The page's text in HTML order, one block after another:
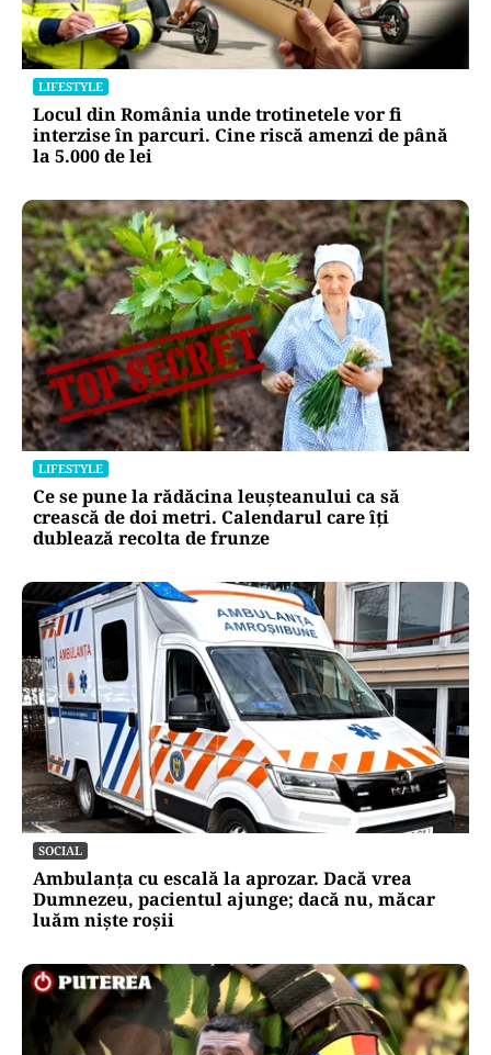
LIFESTYLE
Locul din România unde trotinetele vor fi
interzise în parcuri. Cine riscă amenzi de până
la 5.000 de lei
LIFESTYLE
Ce se pune la rădăcina leușteanului ca să
crească de doi metri. Calendarul care îți
dublează recolta de frunze
SOCIAL
Ambulanța cu escală la aprozar. Dacă vrea
Dumnezeu, pacientul ajunge; dacă nu, măcar
luăm niște roșii